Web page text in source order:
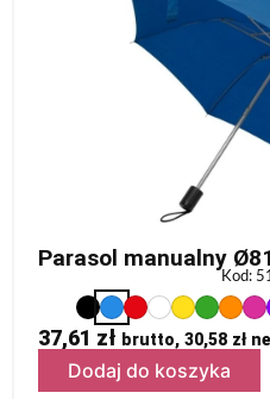
Parasol manualny
Kod:
37,61 zł brutto, 30,58 zł
Dodaj do koszyka